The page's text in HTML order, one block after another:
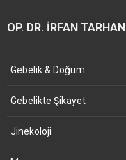
OP. DR. İRFAN TARHAN
Gebelik & Doğum
Gebelikte Şikayet
Jinekoloji